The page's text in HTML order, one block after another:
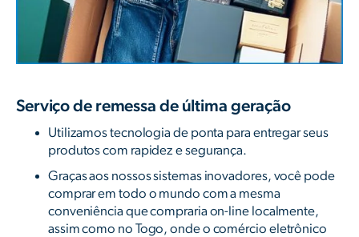
Serviço de remessa de última geração
Utilizamos tecnologia de ponta para entregar seus
produtos com rapidez e segurança.
Graças aos nossos sistemas inovadores, você pode
comprar em todo o mundo com a mesma
conveniência que compraria on-line localmente,
assim como no Togo, onde o comércio eletrônico